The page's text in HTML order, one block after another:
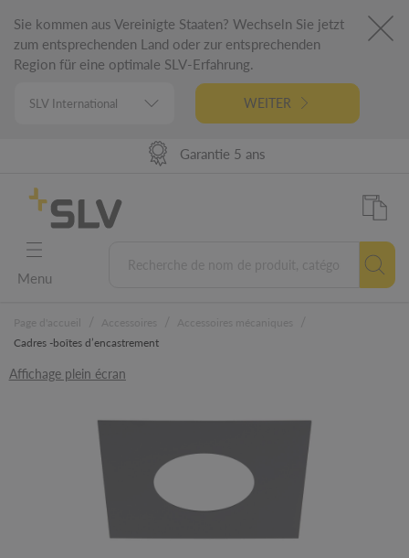
Sie kommen aus Vereinigte Staaten? Wechseln Sie jetzt
zum entsprechenden Land oder zur entsprechenden
Region für eine optimale SLV-Erfahrung.
WEITER
98% Disponibilité produit
Performance de livraison
Garantie 5 ans
Conception Allemande
Menu
Cadres -boîtes d’encastrement
Affichage plein écran